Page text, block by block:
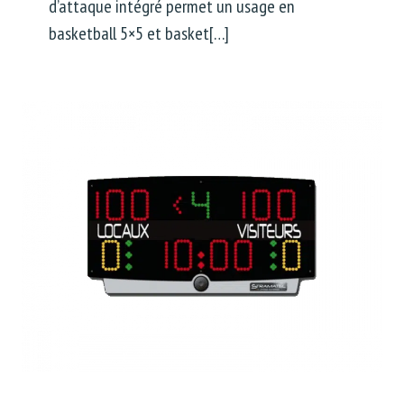
d’attaque intégré permet un usage en
basketball 5×5 et basket[…]